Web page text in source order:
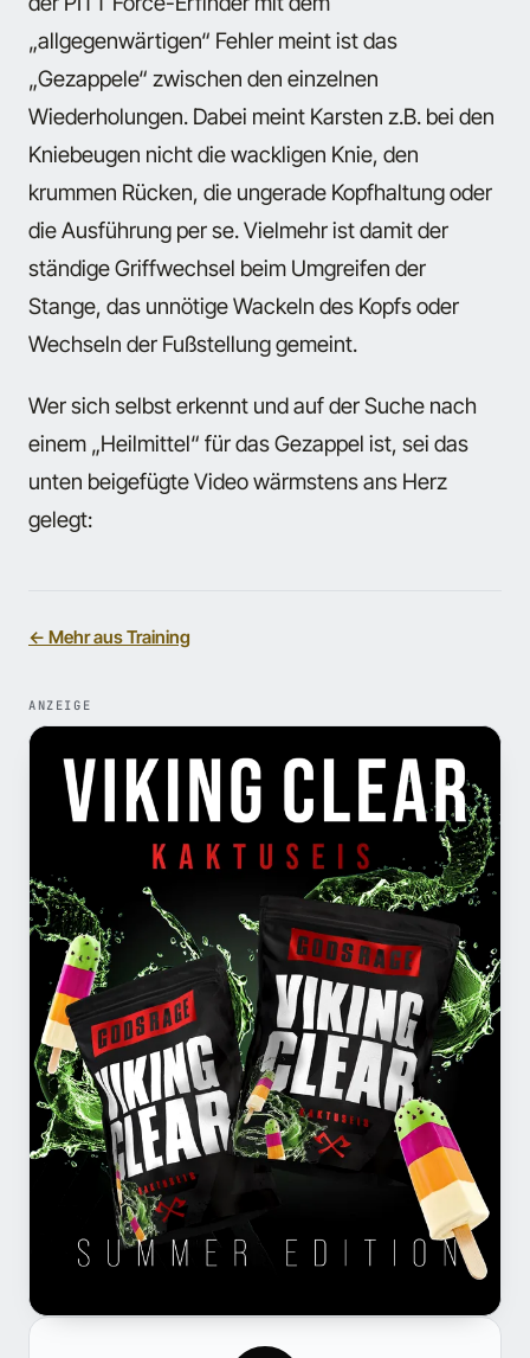
„allgegenwärtigen“ Fehler meint ist das
„Gezappele“ zwischen den einzelnen
Wiederholungen. Dabei meint Karsten z.B. bei den
Kniebeugen nicht die wackligen Knie, den
krummen Rücken, die ungerade Kopfhaltung oder
die Ausführung per se. Vielmehr ist damit der
ständige Griffwechsel beim Umgreifen der
Stange, das unnötige Wackeln des Kopfs oder
Wechseln der Fußstellung gemeint.
Wer sich selbst erkennt und auf der Suche nach
einem „Heilmittel“ für das Gezappel ist, sei das
unten beigefügte Video wärmstens ans Herz
gelegt:
← Mehr aus Training
ANZEIGE